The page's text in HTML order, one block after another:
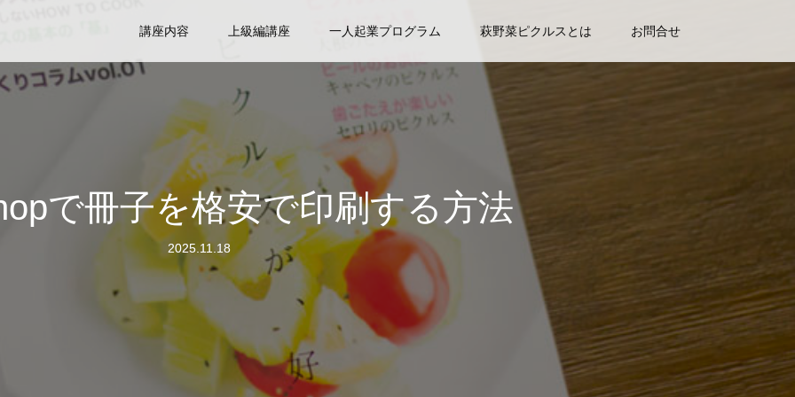
講座内容 上級編講座 一人起業プログラム 萩野菜ピクルスとは お問合せ
で冊子を格安で印刷する方法
2025.11.18